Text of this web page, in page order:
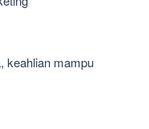
keahlian mampu